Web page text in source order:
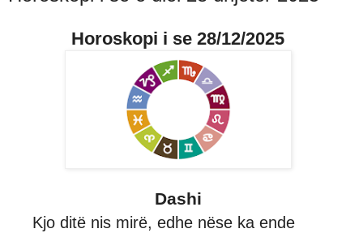
Horoskopi i se 28/12/2025
Dashi
Kjo ditë nis mirë, edhe nëse ka ende